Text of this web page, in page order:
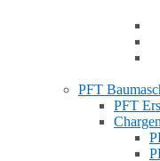
PFT
PFT